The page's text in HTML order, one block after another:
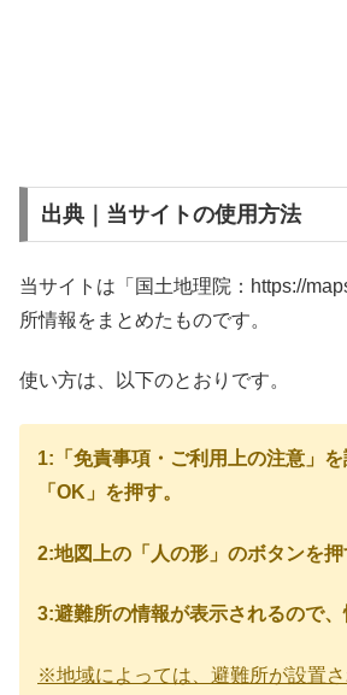
出典｜当サイトの使用方法
当サイトは「国土地理院：https://
所情報をまとめたものです。
使い方は、以下のとおりです。
1:「免責事項・ご利用上の注意」を
「OK」を押す。
2:地図上の「人の形」のボタンを押
3:避難所の情報が表示されるので、
※地域によっては、避難所が設置